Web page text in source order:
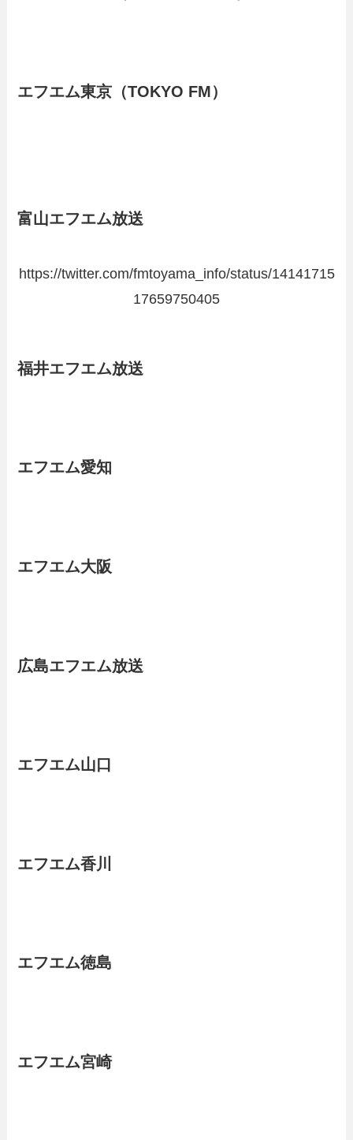
エフエム東京（TOKYO FM）
富山エフエム放送
https://twitter.com/fmtoyama_info/status/14141715
17659750405
福井エフエム放送
エフエム愛知
エフエム大阪
広島エフエム放送
エフエム山口
エフエム香川
エフエム徳島
エフエム宮崎